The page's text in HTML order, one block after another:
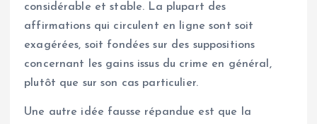
considérable et stable. La plupart des
affirmations qui circulent en ligne sont soit
exagérées, soit fondées sur des suppositions
concernant les gains issus du crime en général,
plutôt que sur son cas particulier.
Une autre idée fausse répandue est que la